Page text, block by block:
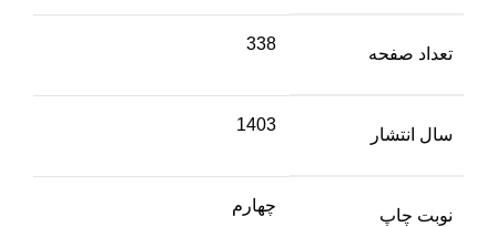
تعداد صفحه
338
سال انتشار
1403
نوبت چاپ
چهارم